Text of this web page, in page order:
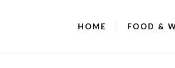
HOME FOOD &